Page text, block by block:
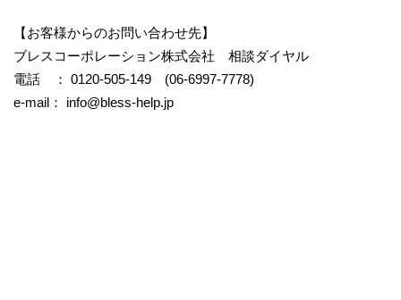
【お客様からのお問い合わせ先】
ブレスコーポレーション株式会社 相談ダイヤル
電話 ： 0120-505-149 (06-6997-7778)
e-mail： info@bless-help.jp